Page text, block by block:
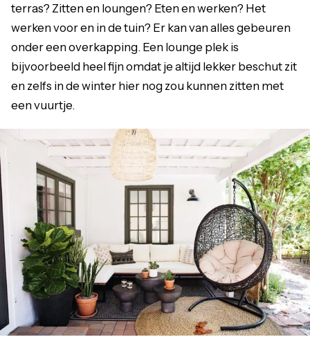
terras? Zitten en loungen? Eten en werken? Het
werken voor en in de tuin? Er kan van alles gebeuren
onder een overkapping. Een lounge plek is
bijvoorbeeld heel fijn omdat je altijd lekker beschut zit
en zelfs in de winter hier nog zou kunnen zitten met
een vuurtje.